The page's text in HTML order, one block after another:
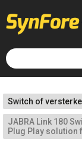
en
naar
de
inhoud
Switch of
JABRA Link 180
Plug Play